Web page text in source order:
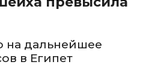
на дальнейшее
в Египет